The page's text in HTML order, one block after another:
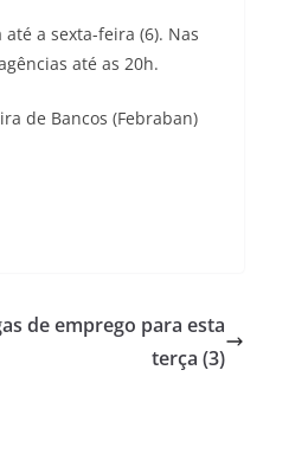
a sexta-feira (6). Nas
até as 20h.
de Bancos (Febraban)
de emprego para esta
terça (3)